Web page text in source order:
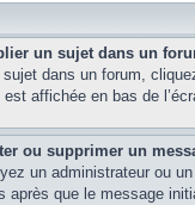
un sujet dans un
sujet dans un forum,
affichée en bas de
ou supprimer un
un administrateur ou
après que le message